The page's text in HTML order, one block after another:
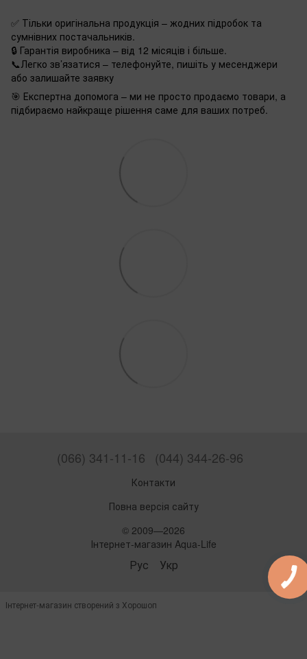
✅ Тільки оригінальна продукція – жодних підробок та
сумнівних постачальників.
🔒 Гарантія виробника – від 12 місяців і більше.
📞Легко зв’язатися – телефонуйте, пишіть у месенджери
або залишайте заявку
🎯 Експертна допомога – ми не просто продаємо товари, а
підбираємо найкраще рішення саме для ваших потреб.
(066) 341-11-16 (044) 344-26-96
Контакти
Повна версія сайту
© 2009—2026
Інтернет-магазин Aqua-Life
Рус Укр
Інтернет-магазин створений з Хорошоп